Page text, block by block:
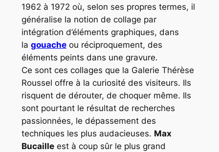
1962 à 1972 où, selon ses propres termes, il
généralise la notion de collage par
intégration d’éléments graphiques, dans
la gouacheou réciproquement, des
éléments peints dans une gravure.
Ce sont ces collages que la Galerie Thérèse
Roussel offre à la curiosité des visiteurs. Ils
risquent de dérouter, de choquer même. Ils
sont pourtant le résultat de recherches
passionnées, le dépassement des
techniques les plus audacieuses. Max
Bucailleest à coup sûr le plus grand